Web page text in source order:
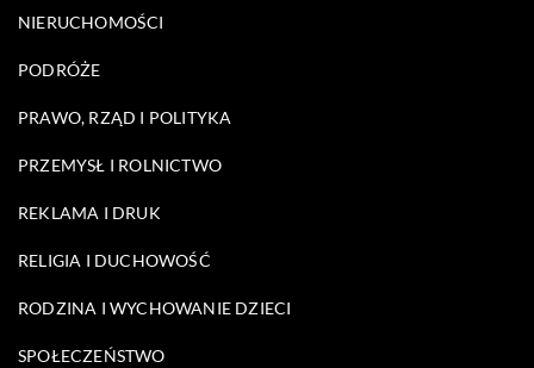
NIERUCHOMOŚCI
PODRÓŻE
PRAWO, RZĄD I POLITYKA
PRZEMYSŁ I ROLNICTWO
REKLAMA I DRUK
RELIGIA I DUCHOWOŚĆ
RODZINA I WYCHOWANIE DZIECI
SPOŁECZEŃSTWO